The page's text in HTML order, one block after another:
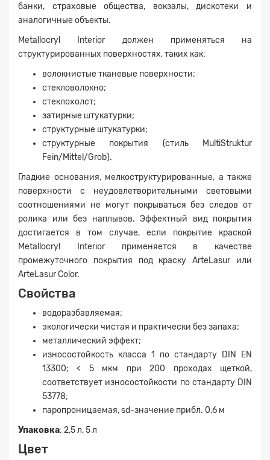
банки, страховые общества, вокзалы, дискотеки и
аналогичные объекты.
Metallocryl Interior должен применяться на
структурированных поверхностях, таких как:
волокнистые тканевые поверхности;
стекловолокно;
стеклохолст;
затирные штукатурки;
структурные штукатурки;
структурные покрытия (стиль MultiStruktur
Fein/Mittel/Grob).
Гладкие основания, мелкоструктурированные, а также
поверхности с неудовлетворительными световыми
соотношениями не могут покрываться без следов от
ролика или без наплывов. Эффектный вид покрытия
достигается в том случае, если покрытие краской
Metallocryl Interior применяется в качестве
промежуточного покрытия под краску ArteLasur или
ArteLasur Color.
Свойства
водоразбавляемая;
экологически чистая и практически без запаха;
металлический эффект;
износостойкость класса 1 по стандарту DIN EN
13300; < 5 мкм при 200 проходах щеткой,
соответствует износостойкости по стандарту DIN
53778;
паропроницаемая, sd-значение прибл. 0,6 м
Упаковка: 2,5 л, 5 л
Цвет